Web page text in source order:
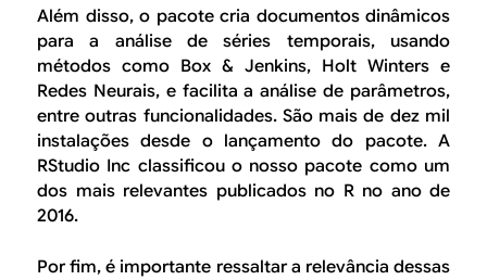
Além disso, o pacote cria documentos dinâmicos
para a análise de séries temporais, usando
métodos como Box & Jenkins, Holt Winters e
Redes Neurais, e facilita a análise de parâmetros,
entre outras funcionalidades. São mais de dez mil
instalações desde o lançamento do pacote. A
RStudio Inc classificou o nosso pacote como um
dos mais relevantes publicados no R no ano de
2016.
Por fim, é importante ressaltar a relevância dessas